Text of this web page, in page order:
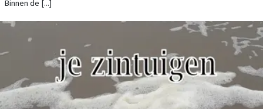
Binnen de [...]